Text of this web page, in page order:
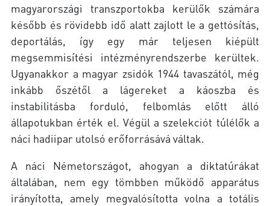
magyarországi transzportokba kerülők számára
később és rövidebb idő alatt zajlott le a gettósítás,
deportálás, így egy már teljesen kiépült
megsemmisítési intézményrendszerbe kerültek.
Ugyanakkor a magyar zsidók 1944 tavaszától, még
inkább őszétől a lágereket a káoszba és
instabilitásba forduló, felbomlás előtt álló
állapotukban érték el. Végül a szelekciót túlélők a
náci hadiipar utolsó erőforrásává váltak.
A náci Németországot, ahogyan a diktatúrákat
általában, nem egy tömbben működő apparátus
irányította, amely megvalósította volna a totális